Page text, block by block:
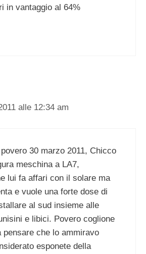
in vantaggio al 64%
alle 12:34 am
30 marzo 2011, Chicco
meschina a LA7,
lui fa affari con il solare ma
e vuole una forte dose di
al sud insieme alle
e libici. Povero coglione
pensare che lo ammiravo
esponete della